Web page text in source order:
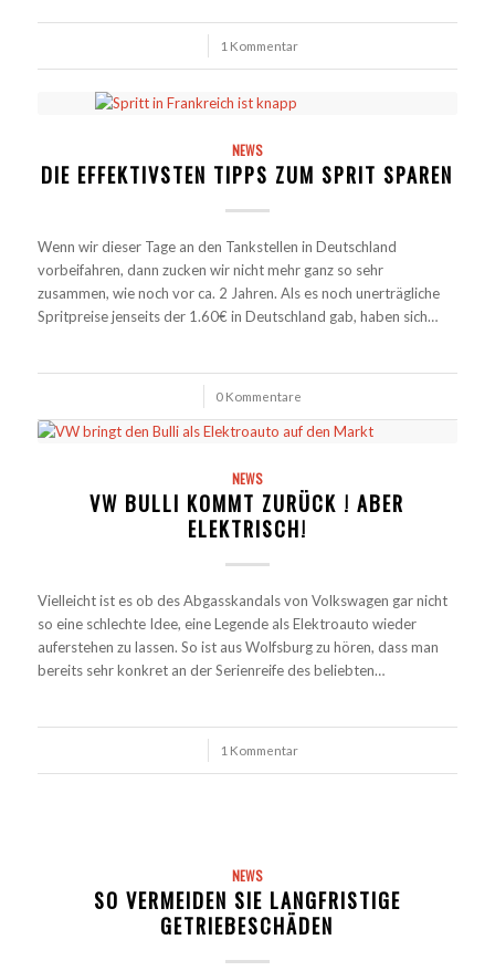
1 Kommentar
NEWS
DIE EFFEKTIVSTEN TIPPS ZUM SPRIT SPAREN
Wenn wir dieser Tage an den Tankstellen in Deutschland
vorbeifahren, dann zucken wir nicht mehr ganz so sehr
zusammen, wie noch vor ca. 2 Jahren. Als es noch unerträgliche
Spritpreise jenseits der 1.60€ in Deutschland gab, haben sich…
0 Kommentare
NEWS
VW BULLI KOMMT ZURÜCK ! ABER
ELEKTRISCH!
Vielleicht ist es ob des Abgasskandals von Volkswagen gar nicht
so eine schlechte Idee, eine Legende als Elektroauto wieder
auferstehen zu lassen. So ist aus Wolfsburg zu hören, dass man
bereits sehr konkret an der Serienreife des beliebten…
1 Kommentar
NEWS
SO VERMEIDEN SIE LANGFRISTIGE
GETRIEBESCHÄDEN